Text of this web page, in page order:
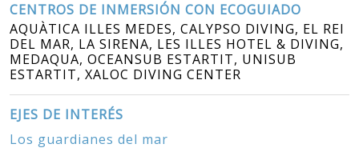
CENTROS DE INMERSIÓN CON ECOGUIADO
AQUÀTICA ILLES MEDES, CALYPSO DIVING, EL REI
DEL MAR, LA SIRENA, LES ILLES HOTEL & DIVING,
MEDAQUA, OCEANSUB ESTARTIT, UNISUB
ESTARTIT, XALOC DIVING CENTER
EJES DE INTERÉS
Los guardianes del mar